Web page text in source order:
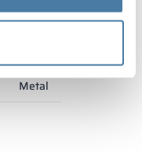
Metal